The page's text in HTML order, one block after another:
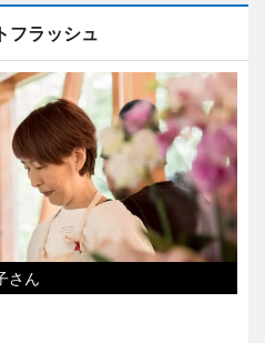
フラッシュ
さん